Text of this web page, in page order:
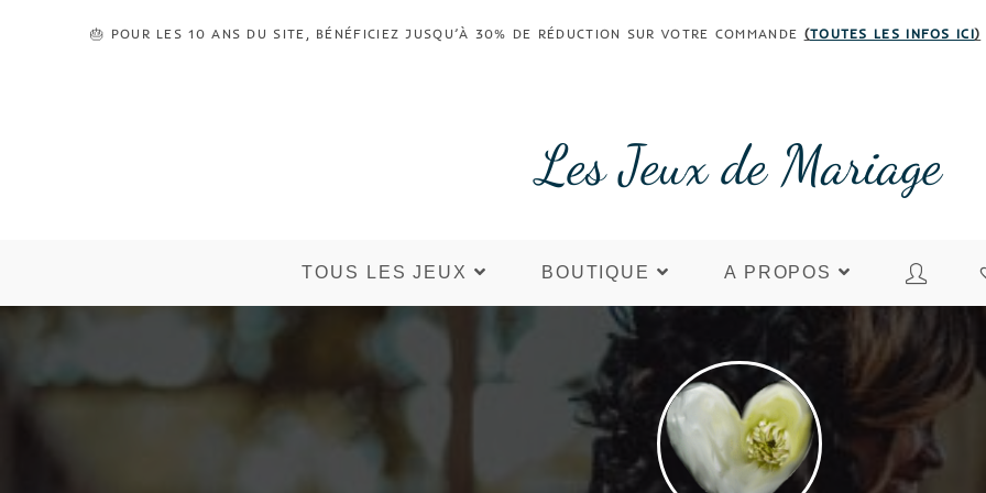
🎂 POUR LES 10 ANS DU SITE, BÉNÉFICIEZ JUSQU’À 30% DE RÉDUCTION SUR VOTRE COMMANDE (TOUTES LES INFOS ICI)
Les Jeux de Mariage
TOUS LES JEUX BOUTIQUE A PROPOS